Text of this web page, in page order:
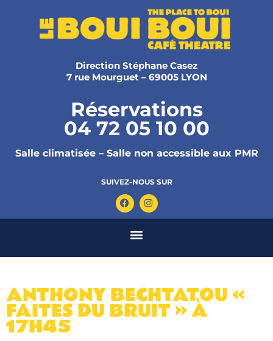
Direction Stéphane Casez
7 rue Mourguet – 69005 LYON
Réservations
04 72 05 10 00
Salle climatisée – Salle non accessible aux PMR
SUIVEZ-NOUS SUR
ANTHONY BECHTATOU «
FAITES DU BRUIT » À
17H45